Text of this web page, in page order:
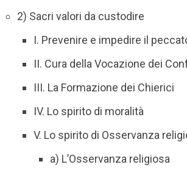
2) Sacri valori da custodire
I. Prevenire e impedire il
II. Cura della Vocazione dei
III. La Formazione dei Chierici
IV. Lo spirito di moralità
V. Lo spirito di Osservanza
a) L’Osservanza religiosa